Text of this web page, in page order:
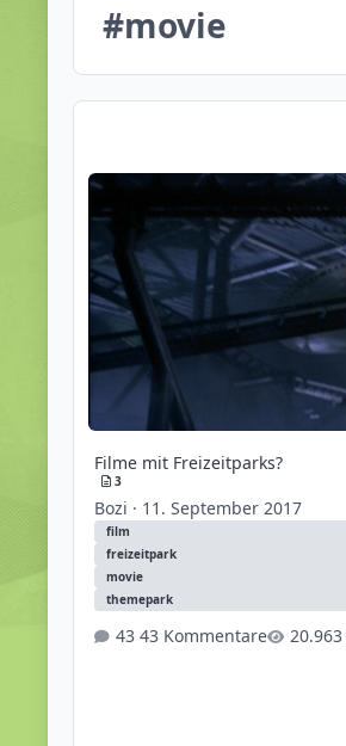
#movie
Filme mit Freizeitparks?
Filme mit Freizeitparks?
3
Bozi · 11. September 2017
film
freizeitpark
movie
themepark
43 Kommentare